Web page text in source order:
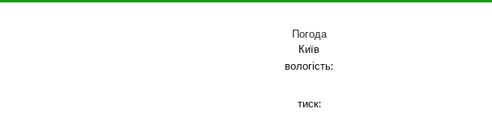
Погода
Київ
вологість:
тиск: